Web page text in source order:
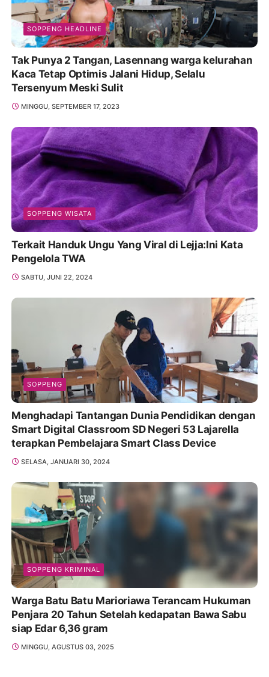
SOPPENG HEADLINE
Tak Punya 2 Tangan, Lasennang warga kelurahan
Kaca Tetap Optimis Jalani Hidup, Selalu
Tersenyum Meski Sulit
MINGGU, SEPTEMBER 17, 2023
SOPPENG WISATA
Terkait Handuk Ungu Yang Viral di Lejja:Ini Kata
Pengelola TWA
SABTU, JUNI 22, 2024
SOPPENG
Menghadapi Tantangan Dunia Pendidikan dengan
Smart Digital Classroom SD Negeri 53 Lajarella
terapkan Pembelajara Smart Class Device
SELASA, JANUARI 30, 2024
SOPPENG KRIMINAL
Warga Batu Batu Marioriawa Terancam Hukuman
Penjara 20 Tahun Setelah kedapatan Bawa Sabu
siap Edar 6,36 gram
MINGGU, AGUSTUS 03, 2025